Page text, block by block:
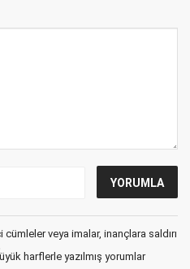
veya imalar, inançlara saldırı
harflerle yazılmış yorumlar